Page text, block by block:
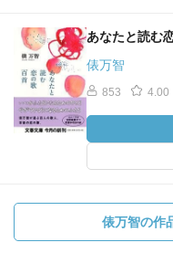
あなたと読む
俵万智
853 4.00
俵万智の作